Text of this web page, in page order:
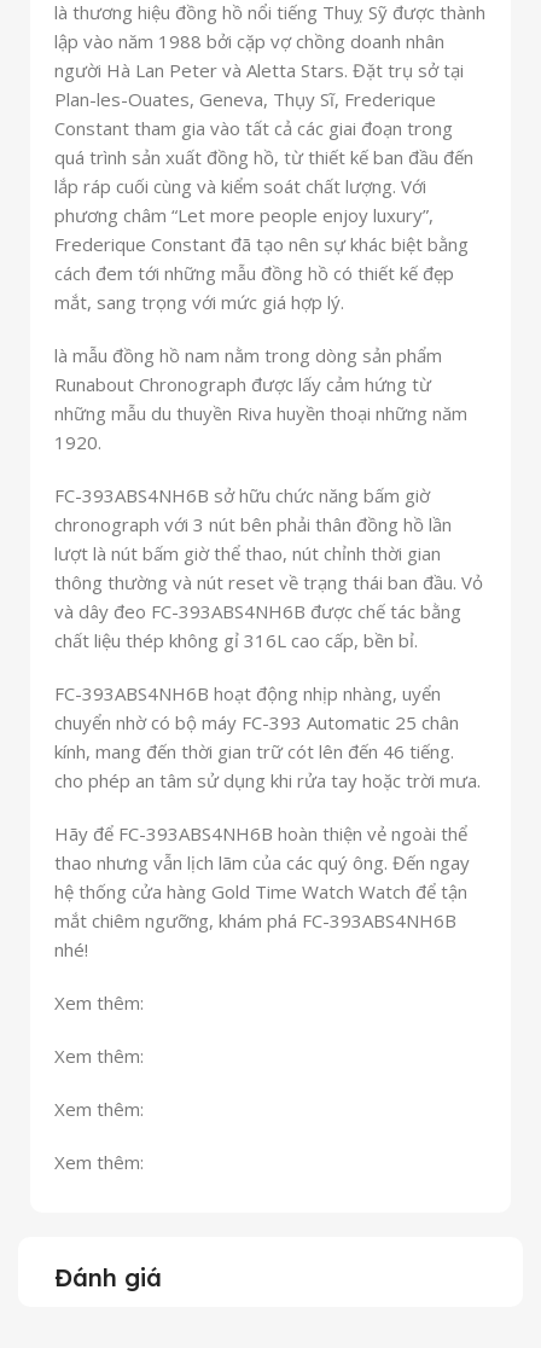
là thương hiệu đồng hồ nổi tiếng Thuỵ Sỹ được thành
lập vào năm 1988 bởi cặp vợ chồng doanh nhân
người Hà Lan Peter và Aletta Stars. Đặt trụ sở tại
Plan-les-Ouates, Geneva, Thụy Sĩ, Frederique
Constant tham gia vào tất cả các giai đoạn trong
quá trình sản xuất đồng hồ, từ thiết kế ban đầu đến
lắp ráp cuối cùng và kiểm soát chất lượng. Với
phương châm “Let more people enjoy luxury”,
Frederique Constant đã tạo nên sự khác biệt bằng
cách đem tới những mẫu đồng hồ có thiết kế đẹp
mắt, sang trọng với mức giá hợp lý.
là mẫu đồng hồ nam nằm trong dòng sản phẩm
Runabout Chronograph được lấy cảm hứng từ
những mẫu du thuyền Riva huyền thoại những năm
1920.
FC-393ABS4NH6B sở hữu chức năng bấm giờ
chronograph với 3 nút bên phải thân đồng hồ lần
lượt là nút bấm giờ thể thao, nút chỉnh thời gian
thông thường và nút reset về trạng thái ban đầu. Vỏ
và dây đeo FC-393ABS4NH6B được chế tác bằng
chất liệu thép không gỉ 316L cao cấp, bền bỉ.
FC-393ABS4NH6B hoạt động nhịp nhàng, uyển
chuyển nhờ có bộ máy FC-393 Automatic 25 chân
kính, mang đến thời gian trữ cót lên đến 46 tiếng.
cho phép an tâm sử dụng khi rửa tay hoặc trời mưa.
Hãy để FC-393ABS4NH6B hoàn thiện vẻ ngoài thể
thao nhưng vẫn lịch lãm của các quý ông. Đến ngay
hệ thống cửa hàng Gold Time Watch Watch để tận
mắt chiêm ngưỡng, khám phá FC-393ABS4NH6B
nhé!
Xem thêm:
Xem thêm:
Xem thêm:
Xem thêm:
Đánh giá